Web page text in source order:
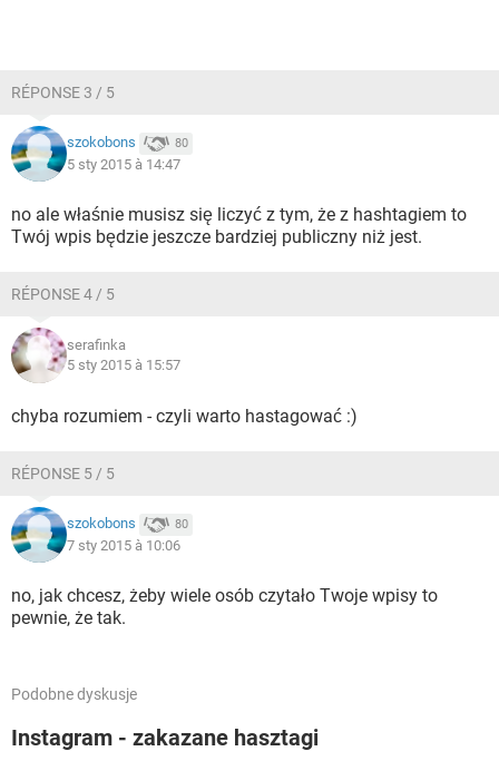
RÉPONSE 3 / 5
szokobons 80
5 sty 2015 à 14:47
no ale właśnie musisz się liczyć z tym, że z hashtagiem to
Twój wpis będzie jeszcze bardziej publiczny niż jest.
RÉPONSE 4 / 5
serafinka
5 sty 2015 à 15:57
chyba rozumiem - czyli warto hastagować :)
RÉPONSE 5 / 5
szokobons 80
7 sty 2015 à 10:06
no, jak chcesz, żeby wiele osób czytało Twoje wpisy to
pewnie, że tak.
Podobne dyskusje
Instagram - zakazane hasztagi